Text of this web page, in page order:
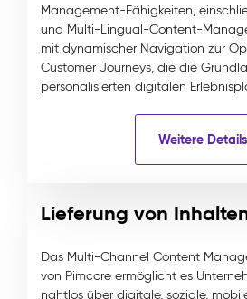
Management-Fähigkeiten,
und Multi-Lingual-Content-
mit dynamischer Navigation zur
Customer Journeys, die die
personalisierten digitalen
Weitere Details
Lieferung von
Das Multi-Channel Content
von Pimcore ermöglicht es
nahtlos über digitale, soziale,